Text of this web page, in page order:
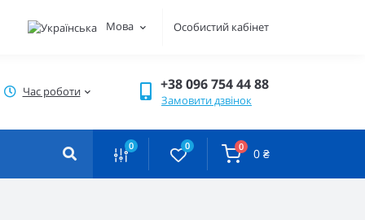
Мова Особистий кабінет
Час роботи +38 096 754 44 88
Замовити дзвінок
0 0 0 0 ₴